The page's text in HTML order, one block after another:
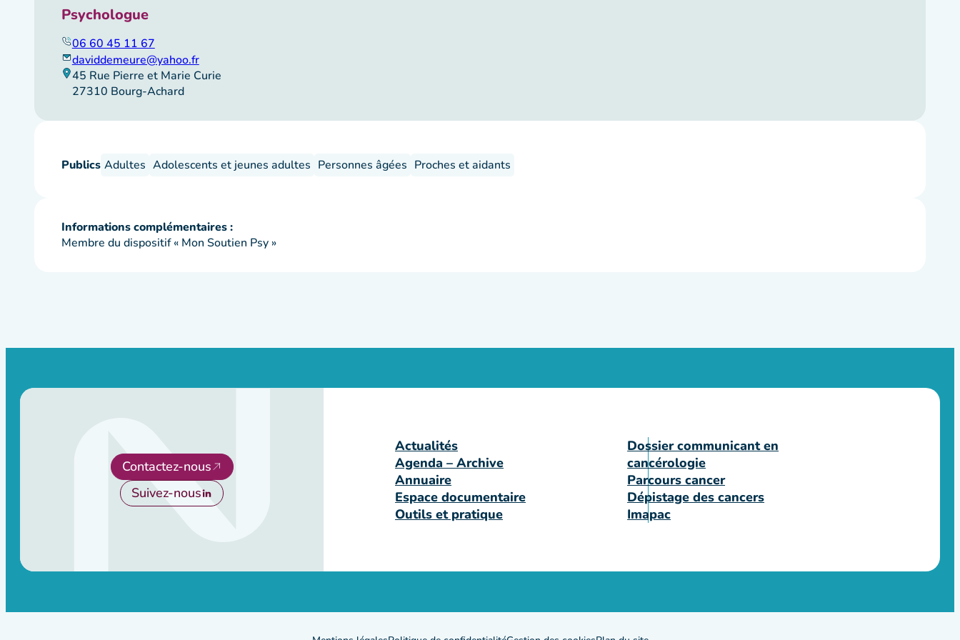
Psychologue
06 60 45 11 67
daviddemeure@yahoo.fr
45 Rue Pierre et Marie Curie
27310 Bourg-Achard
Publics Adultes Adolescents et jeunes adultes Personnes âgées Proches et aidants
Informations complémentaires :
Membre du dispositif « Mon Soutien Psy »
Contactez-nous
Suivez-nous
Actualités
Agenda – Archive
Annuaire
Espace documentaire
Outils et pratique
Dossier communicant en
cancérologie
Parcours cancer
Dépistage des cancers
Imapac